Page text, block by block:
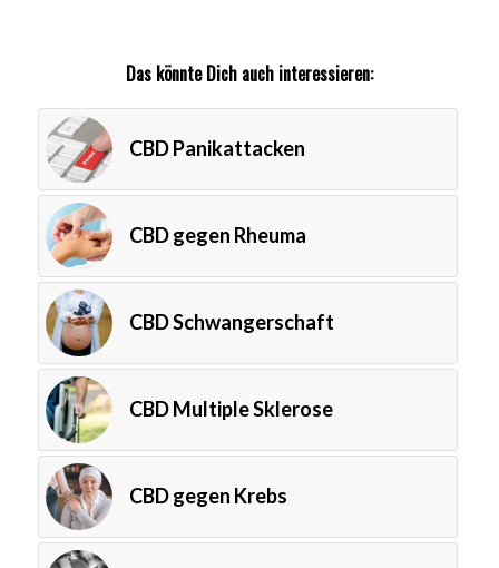
Das könnte Dich auch interessieren:
CBD Panikattacken
CBD gegen Rheuma
CBD Schwangerschaft
CBD Multiple Sklerose
CBD gegen Krebs